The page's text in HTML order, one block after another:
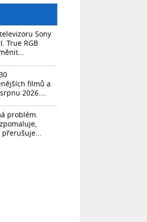
Sony
True RGB
filmů a
2026....
problém.
přerušuje...